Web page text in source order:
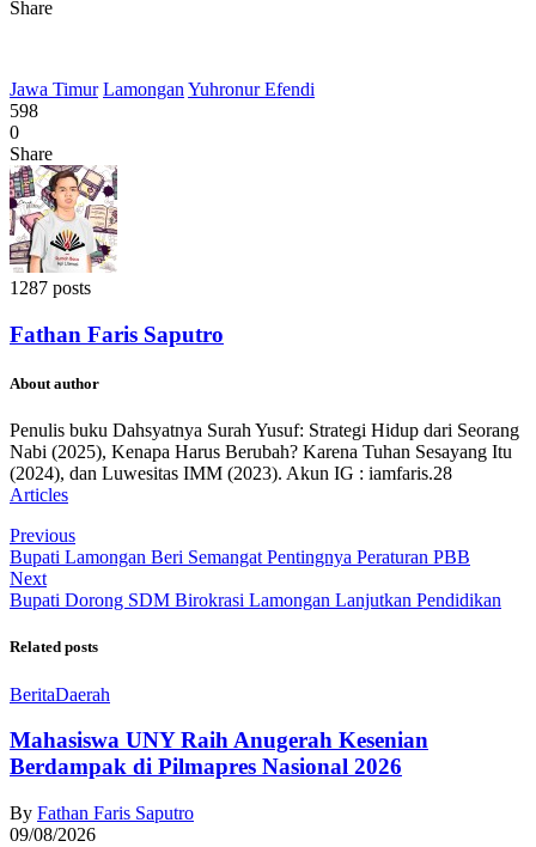
Share
Jawa Timur Lamongan Yuhronur Efendi
598
0
Share
1287 posts
Fathan Faris Saputro
About author
Penulis buku Dahsyatnya Surah Yusuf: Strategi Hidup dari Seorang
Nabi (2025), Kenapa Harus Berubah? Karena Tuhan Sesayang Itu
(2024), dan Luwesitas IMM (2023). Akun IG : iamfaris.28
Articles
Previous
Bupati Lamongan Beri Semangat Pentingnya Peraturan PBB
Next
Bupati Dorong SDM Birokrasi Lamongan Lanjutkan Pendidikan
Related posts
BeritaDaerah
Mahasiswa UNY Raih Anugerah Kesenian
Berdampak di Pilmapres Nasional 2026
By Fathan Faris Saputro
09/08/2026